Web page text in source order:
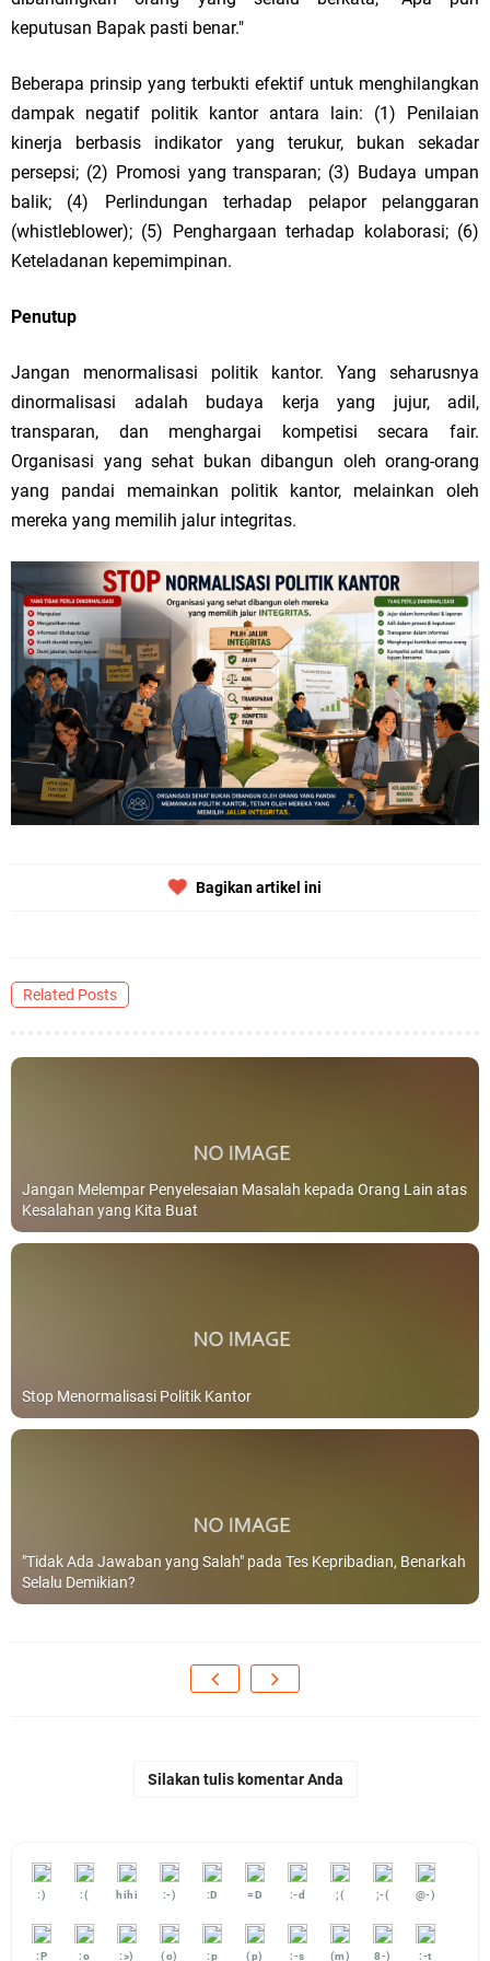
keputusan Bapak pasti benar."
Beberapa prinsip yang terbukti efektif untuk menghilangkan
dampak negatif politik kantor antara lain: (1) Penilaian
kinerja berbasis indikator yang terukur, bukan sekadar
persepsi; (2) Promosi yang transparan; (3) Budaya umpan
balik; (4) Perlindungan terhadap pelapor pelanggaran
(whistleblower); (5) Penghargaan terhadap kolaborasi; (6)
Keteladanan kepemimpinan.
Penutup
Jangan menormalisasi politik kantor. Yang seharusnya
dinormalisasi adalah budaya kerja yang jujur, adil,
transparan, dan menghargai kompetisi secara fair.
Organisasi yang sehat bukan dibangun oleh orang-orang
yang pandai memainkan politik kantor, melainkan oleh
mereka yang memilih jalur integritas.
Bagikan artikel ini
Related Posts
Jangan Melempar Penyelesaian Masalah kepada Orang Lain atas
Kesalahan yang Kita Buat
Stop Menormalisasi Politik Kantor
"Tidak Ada Jawaban yang Salah" pada Tes Kepribadian, Benarkah
Selalu Demikian?
Silakan tulis komentar Anda
:) :( hihi :-) :D =D :-d ;( ;-( @-)
:P :o :>) (o) :p (p) :-s (m) 8-) :-t